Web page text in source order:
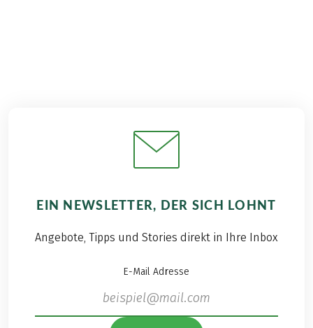
EIN NEWSLETTER, DER SICH LOHNT
Angebote, Tipps und Stories direkt in Ihre Inbox
E-Mail Adresse